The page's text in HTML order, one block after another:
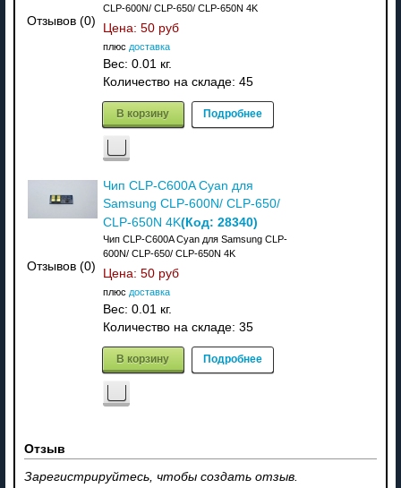
Отзывов (0)
CLP-600N/ CLP-650/ CLP-650N 4K
Цена: 50 руб
плюс доставка
Вес: 0.01 кг.
Количество на складе: 45
В корзину Подробнее
Отзывов (0)
Чип CLP-С600A Cyan для
Samsung CLP-600N/ CLP-650/
CLP-650N 4K(Код: 28340)
Чип CLP-С600A Cyan для Samsung CLP-
600N/ CLP-650/ CLP-650N 4K
Цена: 50 руб
плюс доставка
Вес: 0.01 кг.
Количество на складе: 35
В корзину Подробнее
Отзыв
Зарегистрируйтесь, чтобы создать отзыв.